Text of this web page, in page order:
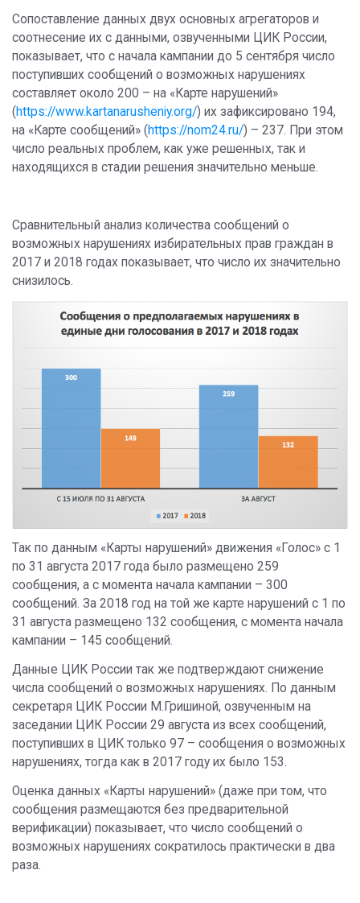
Сопоставление данных двух основных агрегаторов и
соотнесение их с данными, озвученными ЦИК России,
показывает, что с начала кампании до 5 сентября число
поступивших сообщений о возможных нарушениях
составляет около 200 – на «Карте нарушений»
(https://www.kartanarusheniy.org/) их зафиксировано 194,
на «Карте сообщений» (https://nom24.ru/) – 237. При этом
число реальных проблем, как уже решенных, так и
находящихся в стадии решения значительно меньше.
Сравнительный анализ количества сообщений о
возможных нарушениях избирательных прав граждан в
2017 и 2018 годах показывает, что число их значительно
снизилось.
Так по данным «Карты нарушений» движения «Голос» с 1
по 31 августа 2017 года было размещено 259
сообщения, а с момента начала кампании – 300
сообщений. За 2018 год на той же карте нарушений с 1 по
31 августа размещено 132 сообщения, с момента начала
кампании – 145 сообщений.
Данные ЦИК России так же подтверждают снижение
числа сообщений о возможных нарушениях. По данным
секретаря ЦИК России М.Гришиной, озвученным на
заседании ЦИК России 29 августа из всех сообщений,
поступивших в ЦИК только 97 – сообщения о возможных
нарушениях, тогда как в 2017 году их было 153.
Оценка данных «Карты нарушений» (даже при том, что
сообщения размещаются без предварительной
верификации) показывает, что число сообщений о
возможных нарушениях сократилось практически в два
раза.